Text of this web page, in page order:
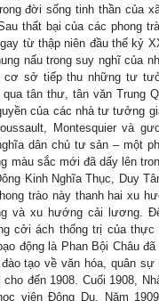
đời sống tinh thần của
thất bại của các phong
từ thập niên đầu thế kỷ
nấu trong suy nghĩ của
cơ sở tiếp thu những tư
tân thư, tân văn Trung
của các nhà tư tưởng
Montesquier và
dân chủ tư sản – một
màu sắc mới đã dấy lên
Kinh Nghĩa Thục, Duy
trào này thanh hai xu
và xu hướng cải lương.
cởi ách thống trị của thực
động là Phan Bội Châu
tạo về văn hóa, quân sự
đến 1908. Cuối 1908,
viên Đông Du. Năm